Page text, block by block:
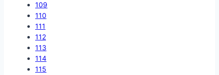
109
110
111
112
113
114
115